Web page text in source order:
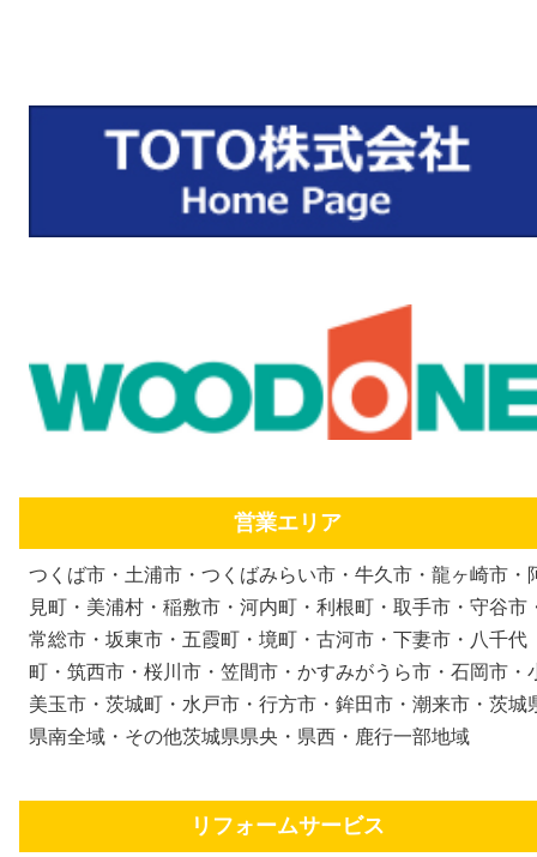
営業エリア
つくば市・土浦市・つくばみらい市・牛久市・龍ヶ崎市・
見町・美浦村・稲敷市・河内町・利根町・取手市・守谷市
常総市・坂東市・五霞町・境町・古河市・下妻市・八千代
町・筑西市・桜川市・笠間市・かすみがうら市・石岡市・
美玉市・茨城町・水戸市・行方市・鉾田市・潮来市・茨城
県南全域・その他茨城県県央・県西・鹿行一部地域
リフォームサービス